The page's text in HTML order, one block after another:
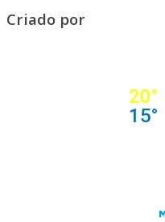
Criado por